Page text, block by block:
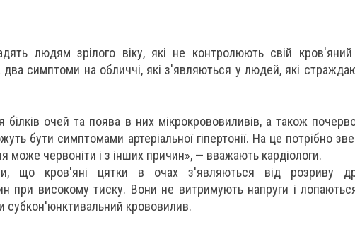
людям зрілого віку, які не контролюють свій
два симптоми на обличчі, які з'являються у людей, які
білків очей та поява в них мікрокрововиливів, а також
бути симптомами артеріальної гіпертонії. На це потрібно
може червоніти і з інших причин», — вважають кардіологи.
що кров'яні цятки в очах з'являються від розриву
при високому тиску. Вони не витримують напруги і
субкон'юнктивальний крововилив.